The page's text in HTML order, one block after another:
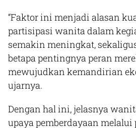
“Faktor ini menjadi alasan
partisipasi wanita dalam
semakin meningkat,
betapa pentingnya peran
mewujudkan kemandirian
ujarnya.
Dengan hal ini, jelasnya
upaya pemberdayaan